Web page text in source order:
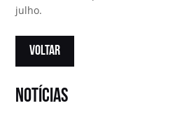
julho.
VOLTAR
notícias